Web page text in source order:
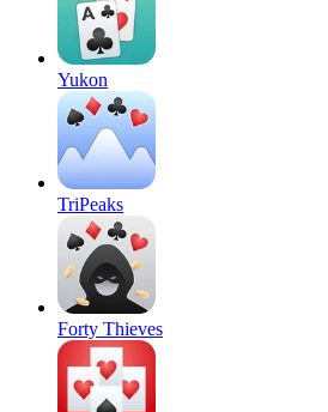
Yukon
TriPeaks
Forty Thieves